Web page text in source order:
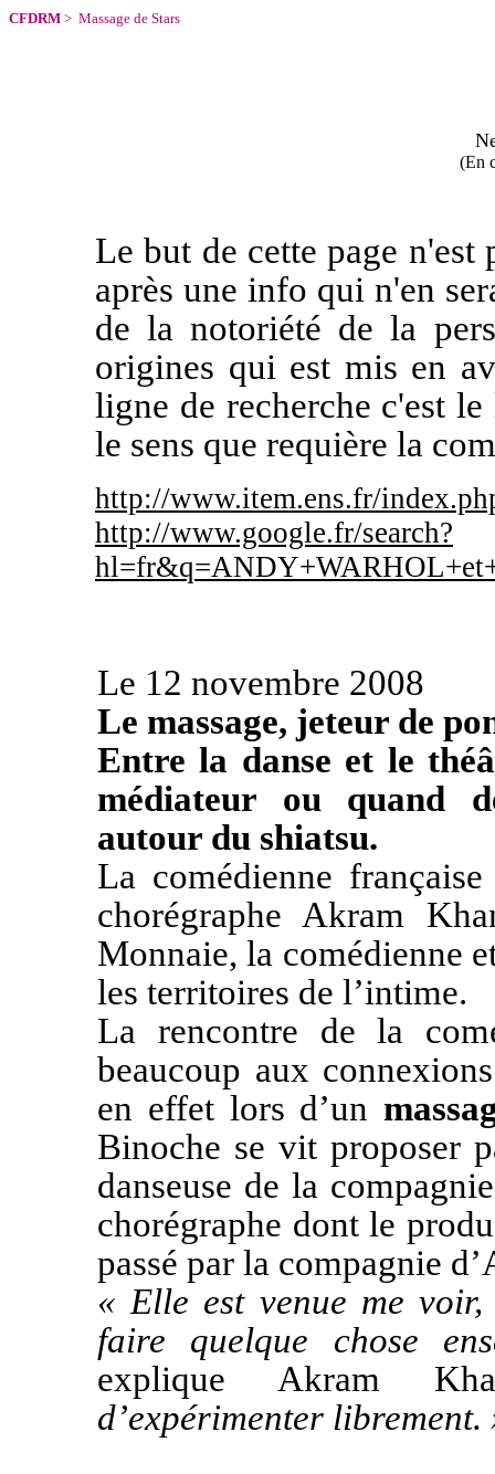
CFDRM > Massage de Stars
(En
Le but de cette page
après une info qui n'en
de la notoriété de la
origines qui est mis en
ligne de recherche c'est
le sens que requière la
http://www.item.ens.fr/
http://www.google.fr/search?
Le 12 novembre 2008
Le massage, jeteur de
Entre la danse et le
médiateur ou quand
autour du shiatsu.
La comédienne
chorégraphe Akram
Monnaie, la comédienne
les territoires de l’intime.
La rencontre de la
beaucoup aux
en effet lors d’un
Binoche se vit proposer
danseuse de la
chorégraphe dont le
passé par la compagnie
« Elle est venue me
faire quelque chose
explique Akram
d’expérimenter librement.